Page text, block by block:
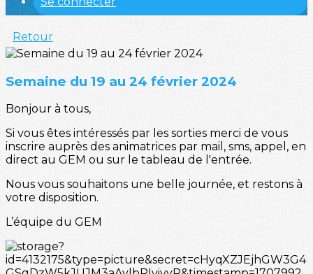
Retour
Semaine du 19 au 24 février 2024
Bonjour à tous,
Si vous êtes intéressés par les sorties merci de vous
inscrire auprès des animatrices par mail, sms, appel, en
direct au GEM ou sur le tableau de l'entrée.
Nous vous souhaitons une belle journée, et restons à
votre disposition.
L’équipe du GEM